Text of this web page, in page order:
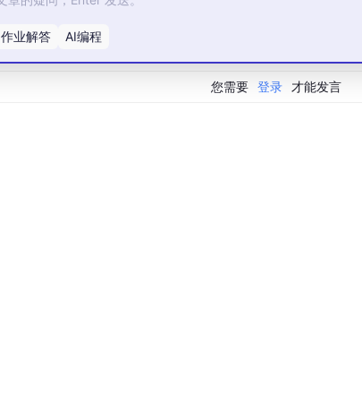
您需要 登录 才能发言
作业解答 AI编程